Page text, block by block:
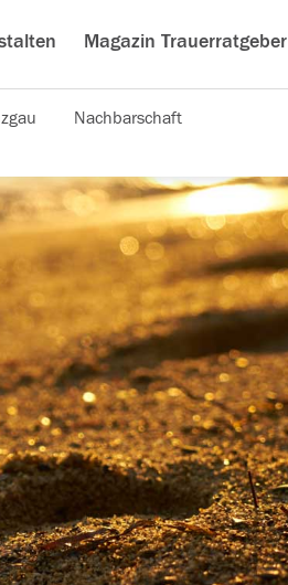
Magazin Trauerratgeber
Nachbarschaft